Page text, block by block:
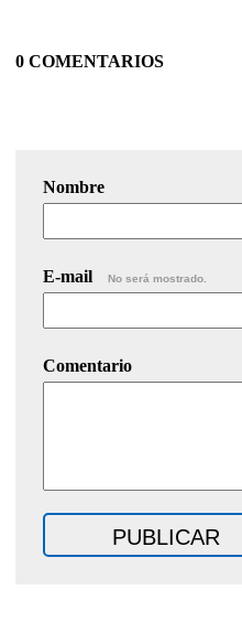
0 COMENTARIOS
Nombre
E-mail No será mostrado.
Comentario